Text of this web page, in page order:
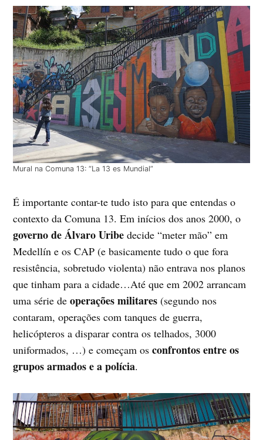
Mural na Comuna 13: “La 13 es Mundial”
É importante contar-te tudo isto para que entendas o
contexto da Comuna 13. Em inícios dos anos 2000, o
governo de Álvaro Uribe decide “meter mão” em
Medellín e os CAP (e basicamente tudo o que fora
resistência, sobretudo violenta) não entrava nos planos
que tinham para a cidade…Até que em 2002 arrancam
uma série deoperações militares (segundo nos
contaram, operações com tanques de guerra,
helicópteros a disparar contra os telhados, 3000
uniformados, …) e começam osconfrontos entre os
grupos armados e a polícia.